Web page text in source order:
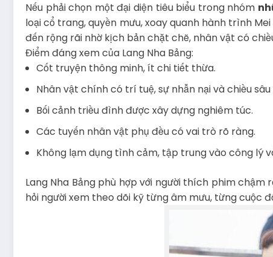
Nếu phải chọn một đại diện tiêu biểu trong nhóm
loại cổ trang, quyền mưu, xoay quanh hành trình
đến rộng rãi nhờ kịch bản chặt chẽ, nhân vật có
Điểm đáng xem của Lang Nha Bảng:
Cốt truyện thông minh, ít chi tiết thừa.
Nhân vật chính có trí tuệ, sự nhẫn nại và chiều
Bối cảnh triều đình được xây dựng nghiêm túc.
Các tuyến nhân vật phụ đều có vai trò rõ ràng.
Không lạm dụng tình cảm, tập trung vào công lý
Lang Nha Bảng phù hợp với người thích phim
hỏi người xem theo dõi kỹ từng âm mưu, từng cuộc